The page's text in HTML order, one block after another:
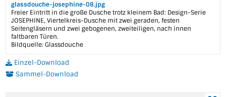
glassdouche-josephine-08.jpg
Freier Eintritt in die große Dusche trotz kleinem Bad: Design-Serie
JOSEPHINE, Viertelkreis-Dusche mit zwei geraden, festen
Seitengläsern und zwei gebogenen, zweiteiligen, nach innen
faltbaren Türen.
Bildquelle: Glassdouche
Einzel-Download
Sammel-Download